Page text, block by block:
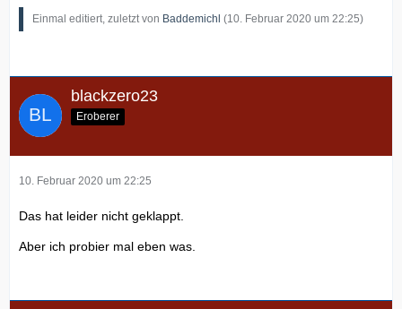
Einmal editiert, zuletzt von Baddemichl (10. Februar 2020 um 22:25)
blackzero23
Eroberer
10. Februar 2020 um 22:25
Das hat leider nicht geklappt.
Aber ich probier mal eben was.